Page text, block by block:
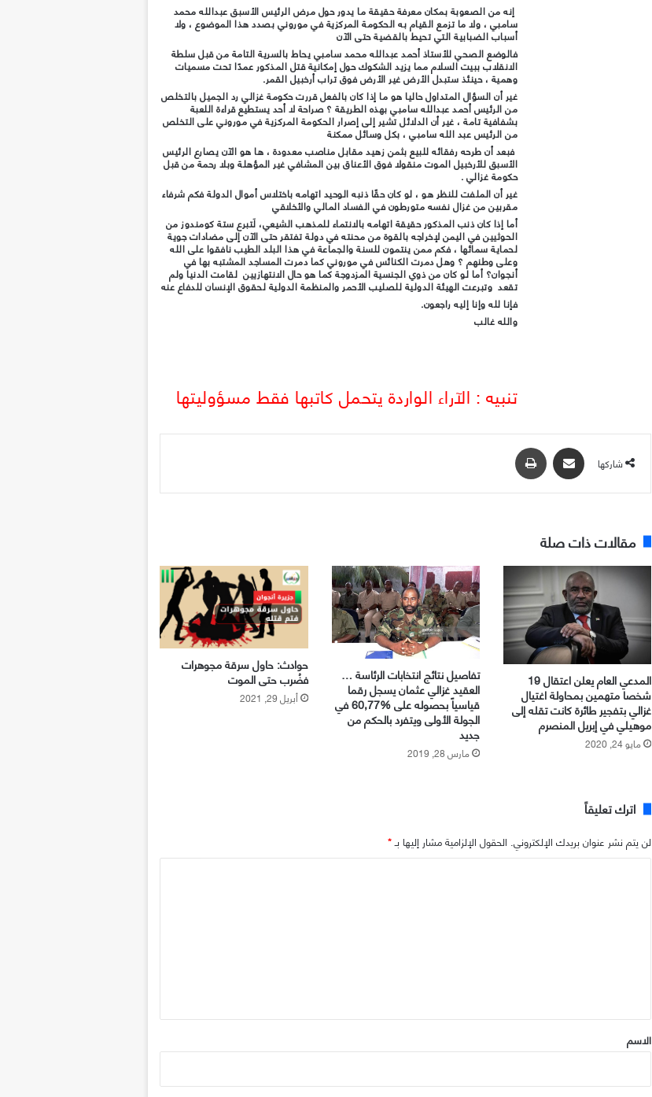
إنه من الصعوبة بمكان معرفة حقيقة ما يدور حول مرض الرئيس الأسبق عبدالله محمد
سامبي ، ولا ما تزمع القيام به الحكومة المركزية في موروني بصدد هذا الموضوع ، ولا
أسباب الضبابية التي تحيط بالقضية حتى الآن
فالوضع الصحي للأستاذ أحمد عبدالله محمد سامبي يحاط بالسرية التامة من قبل سلطة
الانقلاب ببيت السلام مما يزيد الشكوك حول إمكانية قتل المذكور عمدًا تحت مسميات
وهمية ، حينئذ ستبدل الأرض غير الأرض فوق تراب أرخبيل القمر.
غير أن السؤال المتداول حاليا هو ما إذا كان بالفعل قررت حكومة غزالي رد الجميل بالتخلص
من الرئيس أحمد عبدالله سامبي بهذه الطريقة ؟ صراحة لا أحد يستطيع قراءة اللعبة
بشفافية تامة ، غير أن الدلائل تشير إلى إصرار الحكومة المركزية في موروني على التخلص
من الرئيس عبد الله سامبي ، بكل وسائل ممكنة
فبعد أن طرحه رفقائه للبيع بثمن زهيد مقابل مناصب معدودة ، ها هو الآن يصارع الرئيس
الأسبق للأرخبيل الموت منقولا فوق الأعناق بين المشافي غير المؤهلة وبلا رحمة من قبل
حكومة غزالي .
غير أن الملفت للنظر هو ، لو كان حقًا ذنبه الوحيد اتهامه باختلاس أموال الدولة فكم شرفاء
مقربين من غزال نفسه متورطون في الفساد المالي والأخلاقي
أما إذا كان ذنب المذكور حقيقة اتهامه بالانتماء للمذهب الشيعي، لَتبرع ستة كومندوز من
الحوثيين في اليمن لإخراجه بالقوة من محنته في دولة تفتقر حتى الآن إلى مضادات جوية
لحماية سمائها ، فكم ممن ينتمون للسنة والجماعة في هذا البلد الطيب نافقوا على الله
وعلى وطنهم ؟ وهل دمرت الكنائس في موروني كما دمرت المساجد المشتبه بها في
أنجوان؟ أما لو كان من ذوي الجنسية المزدوجة كما هو حال الانتهازيين لقامت الدنيا ولم
تقعد وتبرعت الهيئة الدولية للصليب الأحمر والمنظمة الدولية لحقوق الإنسان للدفاع عنه
فإنا لله وإنا إليه راجعون.
والله غالب
تنبيه : الآراء الواردة يتحمل كاتبها فقط مسؤوليتها
شاركها
مقالات ذات صلة
المدعي العام يعلن اعتقال 19
شخصا متهمين بمحاولة اغتيال
غزالي بتفجير طائرة كانت تقله إلى
موهيلي في إبريل المنصرم
مايو 24, 2020
تفاصيل نتائج انتخابات الرئاسة …
العقيد غزالي عثمان يسجل رقما
قياسياً بحصوله على %60,77 في
الجولة الأولى ويتفرد بالحكم من
جديد
مارس 28, 2019
حوادث: حاول سرقة مجوهرات
فضُرب حتى الموت
أبريل 29, 2021
اترك تعليقاً
لن يتم نشر عنوان بريدك الإلكتروني. الحقول الإلزامية مشار إليها بـ*
*
الاسم